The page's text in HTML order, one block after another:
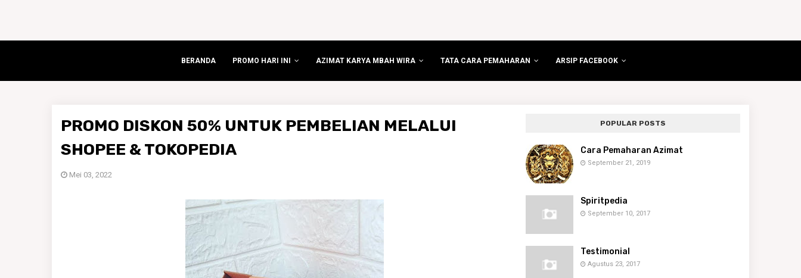
BERANDA PROMO HARI INI AZIMAT KARYA MBAH WIRA TATA CARA PEMAHARAN ARSIP FACEBOOK
PROMO DISKON 50% UNTUK PEMBELIAN MELALUI
SHOPEE & TOKOPEDIA
Mei 03, 2022
POPULAR POSTS
Cara Pemaharan Azimat
September 21, 2019
Spiritpedia
September 10, 2017
Testimonial
Agustus 23, 2017